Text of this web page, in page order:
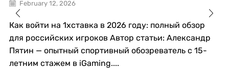
February 12, 2026
Как войти на 1хставка в 2026 году: полный обзор
для российских игроков Автор статьи: Александр
Пятин — опытный спортивный обозреватель с 15-
летним стажем в iGaming....